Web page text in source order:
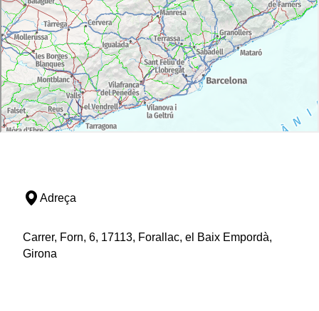
Adreça
Carrer, Forn, 6, 17113, Forallac, el Baix Empordà,
Girona